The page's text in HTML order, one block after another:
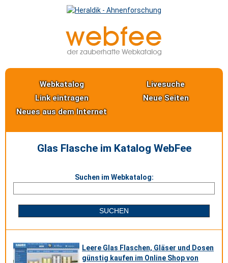
Webkatalog
Livesuche
Link eintragen
Neue Seiten
Neues aus dem Internet
Glas Flasche im Katalog WebFee
Suchen im Webkatalog:
Leere Glas Flaschen, Gläser und Dosen
günstig kaufen im Online Shop von